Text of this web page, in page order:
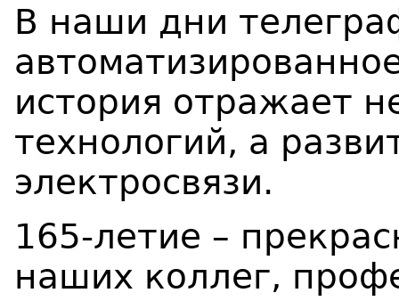
В наши дни
история отражает
технологий, а
электросвязи.
165-летие –
наших коллег,